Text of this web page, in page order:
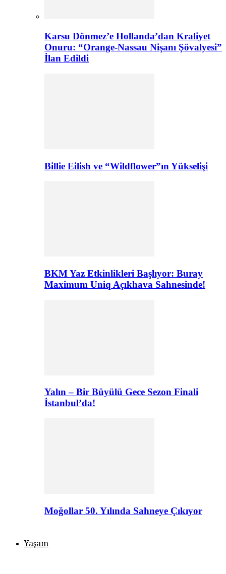
Karsu Dönmez’e Hollanda’dan Kraliyet
Onuru: “Orange-Nassau Nişanı Şövalyesi”
İlan Edildi
Billie Eilish ve “Wildflower”ın Yükselişi
BKM Yaz Etkinlikleri Başlıyor: Buray
Maximum Uniq Açıkhava Sahnesinde!
Yalın – Bir Büyülü Gece Sezon Finali
İstanbul’da!
Moğollar 50. Yılında Sahneye Çıkıyor
Yaşam